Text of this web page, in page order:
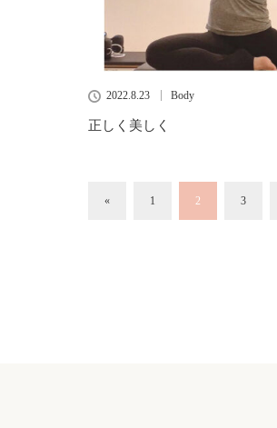
2022.8.23 Body
正しく美しく
« 1 2 3